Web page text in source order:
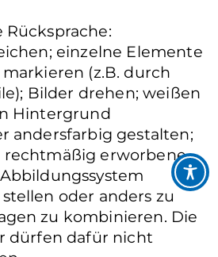
einzelne Elemente
(z.B. durch
Bilder drehen; weißen
Hintergrund
andersfarbig gestalten;
rechtmäßig erworbene
oder anders zu
zu kombinieren. Die
dürfen dafür nicht